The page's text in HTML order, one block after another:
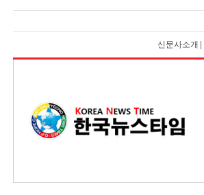
신문사소개